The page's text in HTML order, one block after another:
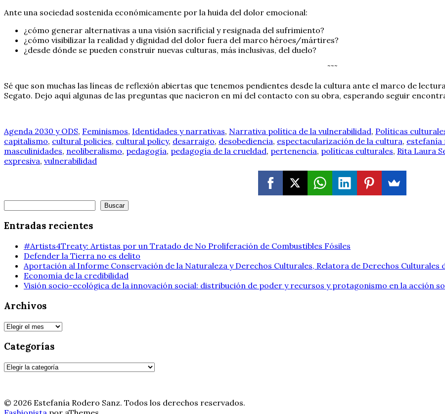
Ante una sociedad sostenida económicamente por la huida del dolor emocional:
¿cómo generar alternativas a una visión sacrificial y resignada del sufrimiento?
¿cómo visibilizar la realidad y dignidad del dolor fuera del marco héroes/mártires?
¿desde dónde se pueden construir nuevas culturas, más inclusivas, del duelo?
˜˜˜
Sé que son muchas las líneas de reflexión abiertas que tenemos pendientes desde la cultura ante el marco de
Segato. Dejo aquí algunas de las preguntas que nacieron en mí del contacto con su obra, esperando seguir
Agenda 2030 y ODS, Feminismos, Identidades y narrativas, Narrativa política de la vulnerabilidad, Políticas
capitalismo, cultural policies, cultural policy, desarraigo, desobediencia, espectacularización de la cultura, estefanía
masculinidades, neoliberalismo, pedagogía, pedagogía de la crueldad, pertenencia, políticas culturales, Rita Laura
expresiva, vulnerabilidad
Buscar
Entradas recientes
#Artists4Treaty: Artistas por un Tratado de No Proliferación de Combustibles Fósiles
Defender la Tierra no es delito
Aportación al Informe Conservación de la Naturaleza y Derechos Culturales, Relatora de Derechos Culturales
Economía de la credibilidad
Visión socio-ecológica de la innovación social: distribución de poder y recursos y protagonismo en la acción
Archivos
Archivos
Categorías
Categorías
© 2026 Estefanía Rodero Sanz. Todos los derechos reservados.